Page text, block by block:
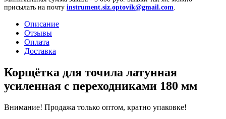
присылать на почту instrument.siz.optovik@gmail.com
Описание
Отзывы
Оплата
Доставка
Корщётка для точила латунная
усиленная с переходниками 180 мм
Внимание! Продажа только оптом, кратно упаковке!